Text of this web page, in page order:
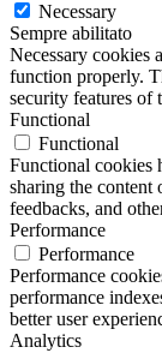
Necessary
Sempre abilitato
Necessary cookies
function properly.
security features of
Functional
Functional
Functional cookies
sharing the content
feedbacks, and
Performance
Performance
Performance
performance
better user
Analytics